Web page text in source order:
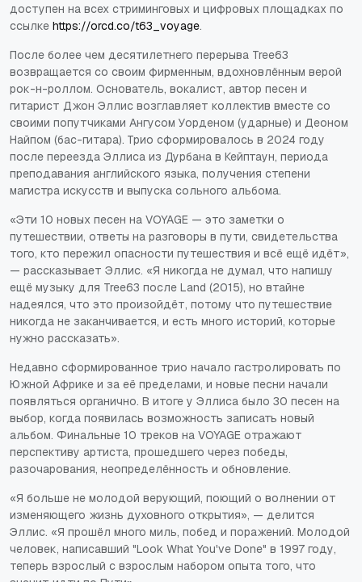
доступен на всех стриминговых и цифровых площадках по
ссылке https://orcd.co/t63_voyage.
После более чем десятилетнего перерыва Tree63
возвращается со своим фирменным, вдохновлённым верой
рок-н-роллом. Основатель, вокалист, автор песен и
гитарист Джон Эллис возглавляет коллектив вместе со
своими попутчиками Ангусом Уорденом (ударные) и Деоном
Найпом (бас-гитара). Трио сформировалось в 2024 году
после переезда Эллиса из Дурбана в Кейптаун, периода
преподавания английского языка, получения степени
магистра искусств и выпуска сольного альбома.
«Эти 10 новых песен на VOYAGE — это заметки о
путешествии, ответы на разговоры в пути, свидетельства
того, кто пережил опасности путешествия и всё ещё идёт»,
— рассказывает Эллис. «Я никогда не думал, что напишу
ещё музыку для Tree63 после Land (2015), но втайне
надеялся, что это произойдёт, потому что путешествие
никогда не заканчивается, и есть много историй, которые
нужно рассказать».
Недавно сформированное трио начало гастролировать по
Южной Африке и за её пределами, и новые песни начали
появляться органично. В итоге у Эллиса было 30 песен на
выбор, когда появилась возможность записать новый
альбом. Финальные 10 треков на VOYAGE отражают
перспективу артиста, прошедшего через победы,
разочарования, неопределённость и обновление.
«Я больше не молодой верующий, поющий о волнении от
изменяющего жизнь духовного открытия», — делится
Эллис. «Я прошёл много миль, побед и поражений. Молодой
человек, написавший "Look What You've Done" в 1997 году,
теперь взрослый с взрослым набором опыта того, что